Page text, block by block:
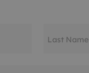
Last Name